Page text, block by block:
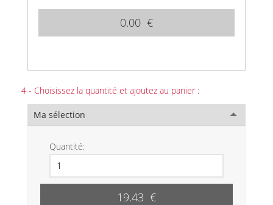
0.00 €
4 - Choisissez la quantité et ajoutez au panier :
Ma sélection
Quantité:
19.43 €